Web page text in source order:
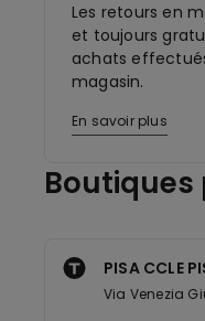
Les retours en
et toujours
achats
magasin.
En savoir plus
Boutiques
PISA CCLE
Via Venezia